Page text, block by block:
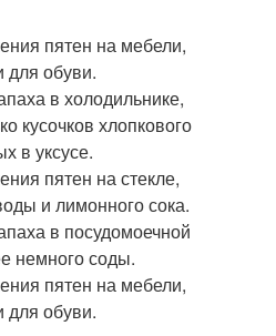
пятен на мебели,
для обуви.
в холодильнике,
кусочков хлопкового
в уксусе.
пятен на стекле,
и лимонного сока.
в посудомоечной
немного соды.
пятен на мебели,
для обуви.